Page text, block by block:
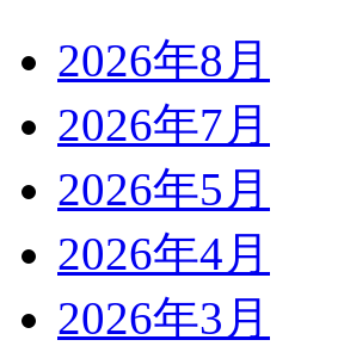
2026年8月
2026年7月
2026年5月
2026年4月
2026年3月